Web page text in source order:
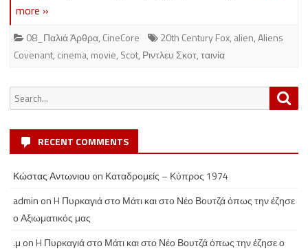
more »
08_Παλιά Άρθρα, CineCore 20th Century Fox, alien,Aliens
Covenant, cinema, movie, Scot, Ριντλευ Σκοτ,ταινία
Search
for:
RECENT COMMENTS
Κώστας Αντωνιου on Καταδρομείς – Κύπρος 1974
admin onH Πυρκαγιά στο Μάτι και στο Νέο Βουτζά όπως την έζησε
ο Αξιωματικός μας
.μ onH Πυρκαγιά στο Μάτι και στο Νέο Βουτζά όπως την έζησε ο